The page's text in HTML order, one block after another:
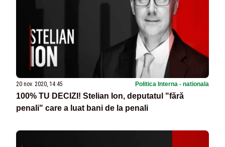
20 nov. 2020, 14:45 Politica Interna - nationala
100% TU DECIZI! Stelian Ion, deputatul "fără
penali" care a luat bani de la penali